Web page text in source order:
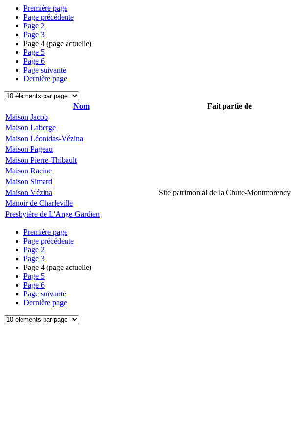
Première page
Page précédente
Page 2
Page 3
Page 4 (page actuelle)
Page 5
Page 6
Page suivante
Dernière page
Nom Fait partie de
Maison Jacob
Maison Laberge
Maison Léonidas-Vézina
Maison Pageau
Maison Pierre-Thibault
Maison Racine
Maison Simard
Maison Vézina
Site patrimonial de la Chute-Montmorency
Manoir de Charleville
Presbytère de L'Ange-Gardien
Première page
Page précédente
Page 2
Page 3
Page 4 (page actuelle)
Page 5
Page 6
Page suivante
Dernière page